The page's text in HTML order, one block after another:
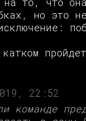
но это
22:52
команде